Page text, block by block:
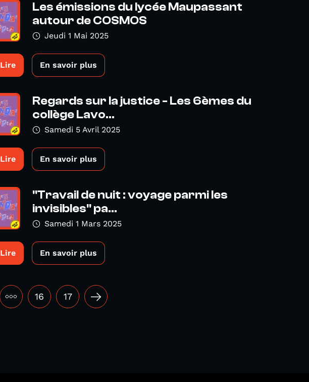
Les émissions du lycée Maupassant
autour de COSMOS
Jeudi 1 Mai 2025
Lire En savoir plus
Regards sur la justice - Les 6èmes du
collège Lavo...
Samedi 5 Avril 2025
Lire En savoir plus
"Travail de nuit : voyage parmi les
invisibles" pa...
Samedi 1 Mars 2025
Lire En savoir plus
••• 16 17